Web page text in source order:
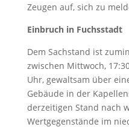
Zeugen auf, sich zu
Einbruch in Fuchsstadt
Dem Sachstand ist
zwischen Mittwoch,
Uhr, gewaltsam über
Gebäude in der
derzeitigen Stand nach
Wertgegenstände im